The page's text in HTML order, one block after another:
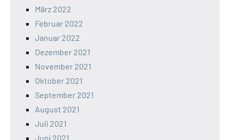
März 2022
Februar 2022
Januar 2022
Dezember 2021
November 2021
Oktober 2021
September 2021
August 2021
Juli 2021
Juni 2021